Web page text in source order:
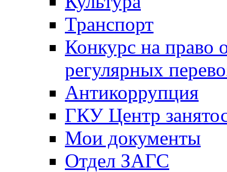
Транспорт
Конкурс на право
регулярных
Антикоррупция
ГКУ Центр
Мои документы
Отдел ЗАГС